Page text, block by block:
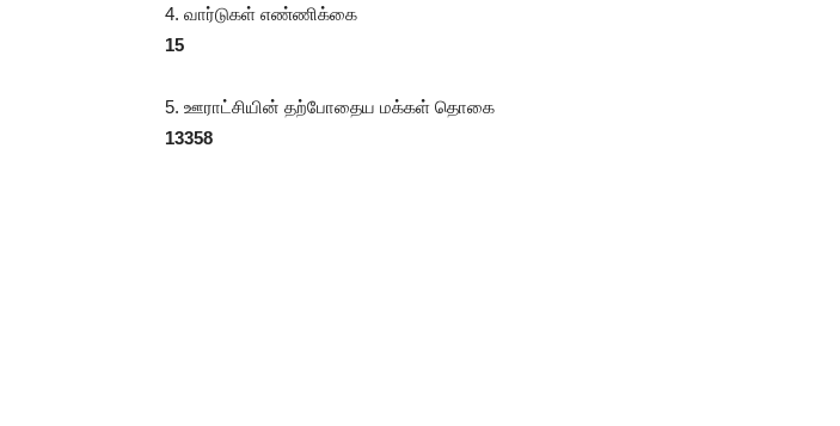
4. வார்டுகள் எண்ணிக்கை
15
5. ஊராட்சியின் தற்போதைய மக்கள் தொகை
13358